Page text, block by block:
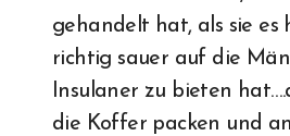
gehandelt hat, als sie es
richtig sauer auf die
Insulaner zu bieten
die Koffer packen und